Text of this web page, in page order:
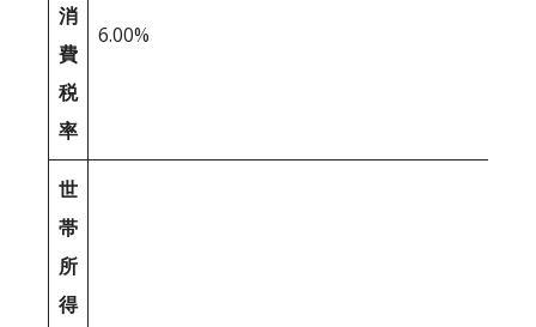
消
費
税
率
6.00%
世
帯
所
得